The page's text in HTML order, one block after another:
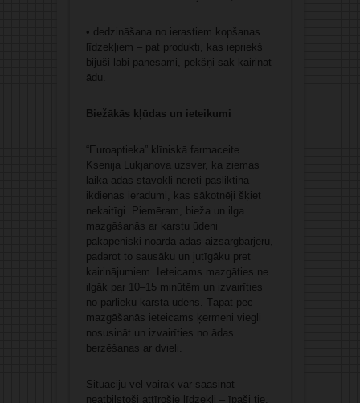
• dedzināšana no ierastiem kopšanas
līdzekļiem – pat produkti, kas iepriekš
bijuši labi panesami, pēkšņi sāk kairināt
ādu.
Biežākās kļūdas un ieteikumi
“Euroaptieka” klīniskā farmaceite
Ksenija Lukjanova uzsver, ka ziemas
laikā ādas stāvokli nereti pasliktina
ikdienas ieradumi, kas sākotnēji šķiet
nekaitīgi. Piemēram, bieža un ilga
mazgāšanās ar karstu ūdeni
pakāpeniski noārda ādas aizsargbarjeru,
padarot to sausāku un jutīgāku pret
kairinājumiem. Ieteicams mazgāties ne
ilgāk par 10–15 minūtēm un izvairīties
no pārlieku karsta ūdens. Tāpat pēc
mazgāšanās ieteicams ķermeni viegli
nosusināt un izvairīties no ādas
berzēšanas ar dvieli.
Situāciju vēl vairāk var saasināt
neatbilstoši attīrošie līdzekļi – īpaši tie,